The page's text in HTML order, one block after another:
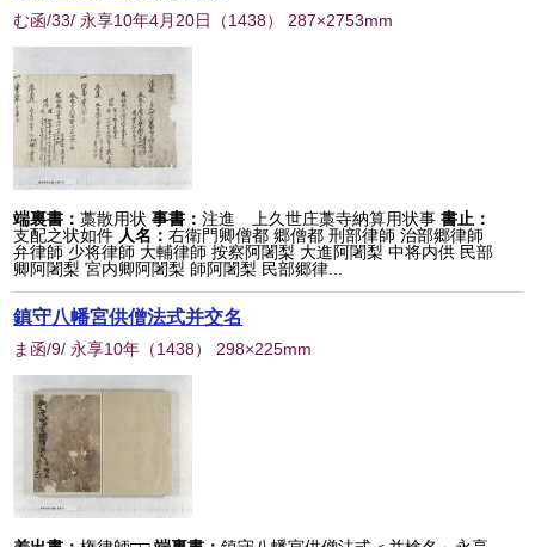
む函/33/ 永享10年4月20日 （1438） 287×2753mm
端裏書：藁散用状 事書：注進 上久世庄藁寺納算用状事 書止：
支配之状如件 人名：右衛門卿僧都 郷僧都 刑部律師 治部郷律師
弁律師 少将律師 大輔律師 按察阿闍梨 大進阿闍梨 中将内供 民部
卿阿闍梨 宮内卿阿闍梨 師阿闍梨 民部郷律...
鎮守八幡宮供僧法式并交名
ま函/9/ 永享10年 （1438） 298×225mm